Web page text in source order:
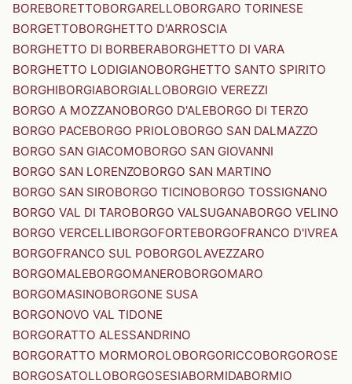
BOREBORETTOBORGARELLOBORGARO TORINESE
BORGETTOBORGHETTO D'ARROSCIA
BORGHETTO DI BORBERABORGHETTO DI VARA
BORGHETTO LODIGIANOBORGHETTO SANTO SPIRITO
BORGHIBORGIABORGIALLOBORGIO VEREZZI
BORGO A MOZZANOBORGO D'ALEBORGO DI TERZO
BORGO PACEBORGO PRIOLOBORGO SAN DALMAZZO
BORGO SAN GIACOMOBORGO SAN GIOVANNI
BORGO SAN LORENZOBORGO SAN MARTINO
BORGO SAN SIROBORGO TICINOBORGO TOSSIGNANO
BORGO VAL DI TAROBORGO VALSUGANABORGO VELINO
BORGO VERCELLIBORGOFORTEBORGOFRANCO D'IVREA
BORGOFRANCO SUL POBORGOLAVEZZARO
BORGOMALEBORGOMANEROBORGOMARO
BORGOMASINOBORGONE SUSA
BORGONOVO VAL TIDONE
BORGORATTO ALESSANDRINO
BORGORATTO MORMOROLOBORGORICCOBORGOROSE
BORGOSATOLLOBORGOSESIABORMIDABORMIO